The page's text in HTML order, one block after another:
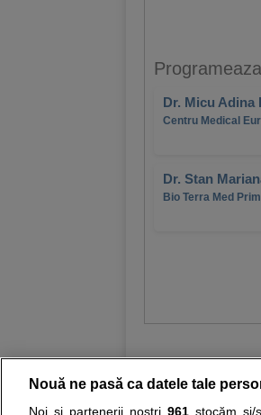
Dr. Micu Adina
Centru Medical
Dr. Stan
Bio Terra Med
Nouă ne pasă ca datele tale
Noi și partenerii noștri 961stocăm și/